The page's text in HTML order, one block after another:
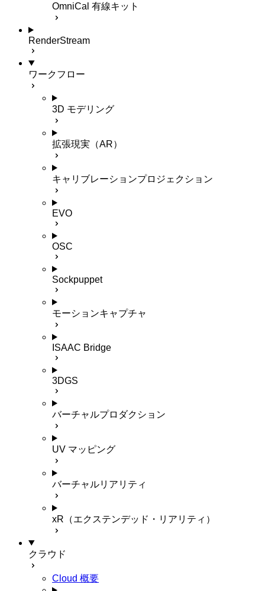
OmniCal 有線キット
RenderStream
ワークフロー
3D モデリング
拡張現実（AR）
キャリブレーションプロジェクション
EVO
OSC
Sockpuppet
モーションキャプチャ
ISAAC Bridge
3DGS
バーチャルプロダクション
UV マッピング
バーチャルリアリティ
xR（エクステンデッド・リアリティ）
クラウド
Cloud 概要